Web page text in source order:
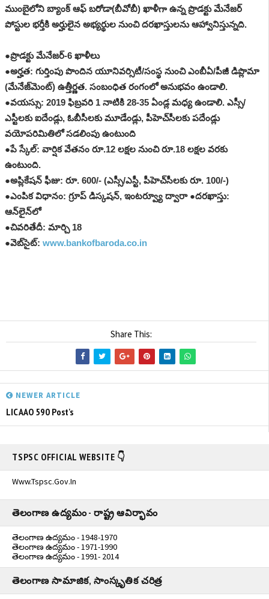
ముంబైలోని బ్యాంక్ ఆఫ్ బరోడా(బీవోబీ) ఖాళీగా ఉన్న ప్రొడక్టు మేనేజర్
పోస్టుల భర్తీకి అర్హులైన అభ్యర్థుల నుంచి దరఖాస్తులను ఆహ్వానిస్తున్నది.
●ప్రొడక్టు మేనేజర్-6 ఖాళీలు
●అర్హత: గుర్తింపు పొందిన యూనివర్సిటీ/సంస్థ నుంచి ఎంబీఏ/పీజీ డిప్లొమా
(మేనేజ్‌మెంట్) ఉత్తీర్ణత. సంబంధిత రంగంలో అనుభవం ఉండాలి.
●వయస్సు: 2019 ఫిబ్రవరి 1 నాటికి 28-35 ఏండ్ల మధ్య ఉండాలి. ఎస్సీ/
ఎస్టీలకు ఐదేండ్లు, ఓబీసీలకు మూడేండ్లు, పీహెచ్‌సీలకు పదేండ్లు
వయోపరిమితిలో సడలింపు ఉంటుంది
●పే స్కేల్: వార్షిక వేతనం రూ.12 లక్షల నుంచి రూ.18 లక్షల వరకు
ఉంటుంది.
●అప్లికేషన్ ఫీజు: రూ. 600/- (ఎస్సీ/ఎస్టీ, పీహెచ్‌సీలకు రూ. 100/-)
●ఎంపిక విధానం: గ్రూప్ డిస్కషన్, ఇంటర్వ్యూ ద్వారా ●దరఖాస్తు:
ఆన్‌లైన్‌లో
●చివరితేదీ: మార్చి 18
●వెబ్‌సైట్: www.bankofbaroda.co.in
Share This:
NEWER ARTICLE
LIC AAO 590 Post's
TSPSC OFFICIAL WEBSITE 👇
Www.tspsc.gov.in
తెలంగాణ ఉద్యమం - రాష్ట్ర ఆవిర్భావం
తెలంగాణ ఉద్యమం - 1948-1970
తెలంగాణ ఉద్యమం - 1971-1990
తెలంగాణ ఉద్యమం - 1991- 2014
తెలంగాణ సామాజిక, సాంస్కృతిక చరిత్ర